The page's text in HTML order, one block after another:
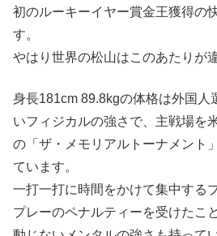
初のルーキーイヤー賞金王獲得の
す。
やはり世界の松山はこのあたりが
身長181cm 89.8kgの体格は外国人
いフィジカルの強さで、主戦場を
の「ザ・メモリアルトーナメント
ています。
一打一打に時間をかけて集中する
プレーのペナルティーを受けたこ